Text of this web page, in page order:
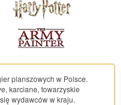
planszowych w Polsce.
karciane, towarzyskie
wydawców w kraju.